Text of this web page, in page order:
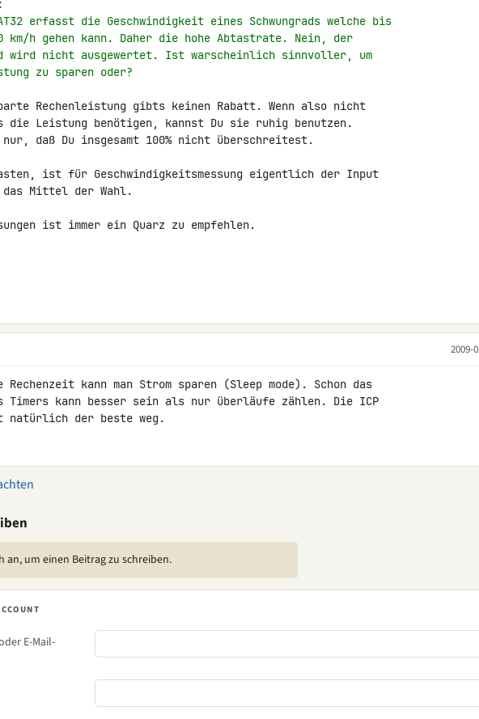
erfasst die Geschwindigkeit eines Schwungrads welche bis
km/h gehen kann. Daher die hohe Abtastrate. Nein, der
wird nicht ausgewertet. Ist warscheinlich sinnvoller, um
zu sparen oder?
Rechenleistung gibts keinen Rabatt. Wenn also nicht
die Leistung benötigen, kannst Du sie ruhig benutzen.
daß Du insgesamt 100% nicht überschreitest.
ist für Geschwindigkeitsmessung eigentlich der Input
das Mittel der Wahl.
ist immer ein Quarz zu empfehlen.
2009-
Rechenzeit kann man Strom sparen (Sleep mode). Schon das
Timers kann besser sein als nur überläufe zählen. Die ICP
natürlich der beste weg.
an, um einen Beitrag zu schreiben.
E-Mail-